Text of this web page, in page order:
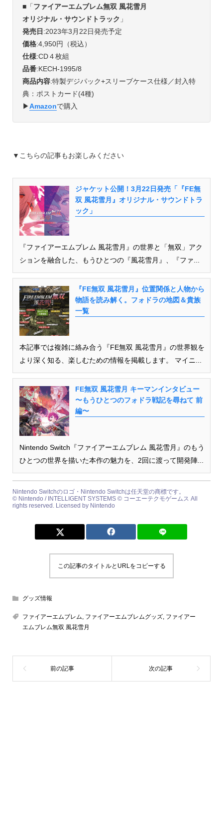
■「ファイアーエムブレム無双 風花雪月
オリジナル・サウンドトラック 」
発売日 :2023年3月22日発売予定
価格:4,950円（税込）
仕様:CD４枚組
品番:KECH-1995/8
商品内容:特製デジパック+スリーブケース仕様／封入特
典：ポストカード(4種)
▶︎Amazonで購入
▼こちらの記事もお楽しみください
ジャケット公開！3月22日発売「『FE無
双 風花雪月』オリジナル・サウンドトラ
ック」
『ファイアーエムブレム 風花雪月』の世界と「無双」アク
ションを融合した、もうひとつの『風花雪月』、『ファ...
『FE無双 風花雪月』位置関係と人物から
物語を読み解く。フォドラの地図＆貴族
一覧
本記事では複雑に絡み合う『FE無双 風花雪月』の世界観を
より深く知る、楽しむための情報を掲載します。 マイニ...
FE無双 風花雪月 キーマンインタビュー
〜もうひとつのフォドラ戦記を尋ねて 前
編〜
Nintendo Switch『ファイアーエムブレム 風花雪月』のもう
ひとつの世界を描いた本作の魅力を、2回に渡って開発陣...
Nintendo Switchのロゴ・Nintendo Switchは任天堂の商標です。
© Nintendo / INTELLIGENT SYSTEMS © コーエーテクモゲームス All
rights reserved. Licensed by Nintendo
この記事のタイトルとURLをコピーする
グッズ情報
ファイアーエムブレム, ファイアーエムブレムグッズ, ファイアー
エムブレム無双 風花雪月